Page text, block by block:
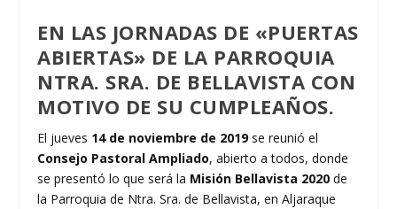
EN LAS JORNADAS DE «PUERTAS
ABIERTAS» DE LA PARROQUIA
NTRA. SRA. DE BELLAVISTA CON
MOTIVO DE SU CUMPLEAÑOS.
El jueves 14 de noviembre de 2019se reunió el
Consejo Pastoral Ampliado, abierto a todos, donde
se presentó lo que será la Misión Bellavista 2020 de
la Parroquia de Ntra. Sra. de Bellavista, en Aljaraque